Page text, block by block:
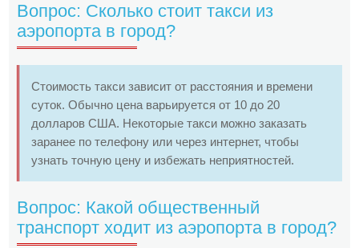
Вопрос: Сколько стоит такси из
аэропорта в город?
Стоимость такси зависит от расстояния и времени
суток. Обычно цена варьируется от 10 до 20
долларов США. Некоторые такси можно заказать
заранее по телефону или через интернет, чтобы
узнать точную цену и избежать неприятностей.
Вопрос: Какой общественный
транспорт ходит из аэропорта в город?